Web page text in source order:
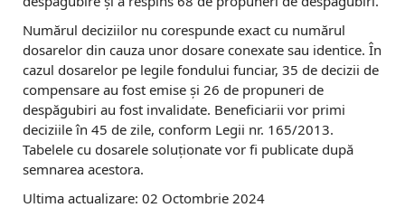
Numărul deciziilor nu corespunde exact cu numărul
dosarelor din cauza unor dosare conexate sau identice. În
cazul dosarelor pe legile fondului funciar, 35 de decizii de
compensare au fost emise și 26 de propuneri de
despăgubiri au fost invalidate. Beneficiarii vor primi
deciziile în 45 de zile, conform Legii nr. 165/2013.
Tabelele cu dosarele soluționate vor fi publicate după
semnarea acestora.
Ultima actualizare: 02 Octombrie 2024